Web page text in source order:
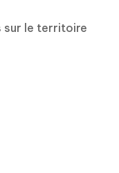
sur le territoire